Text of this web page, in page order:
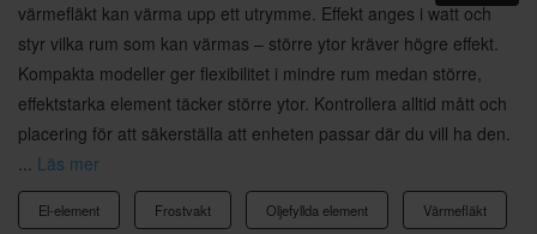
värmefläkt kan värma upp ett utrymme. Effekt anges i watt och
styr vilka rum som kan värmas – större ytor kräver högre effekt.
Kompakta modeller ger flexibilitet i mindre rum medan större,
effektstarka element täcker större ytor. Kontrollera alltid mått och
placering för att säkerställa att enheten passar där du vill ha den.
... Läs mer
El-element Frostvakt Oljefyllda element Värmefläkt